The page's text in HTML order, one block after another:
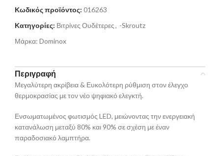
Κωδικός προϊόντος: 016263
Κατηγορίες: Βιτρίνες Ουδέτερες, -Skroutz
Μάρκα: Dominox
Περιγραφή
Μεγαλύτερη ακρίβεια & Ευκολότερη ρύθμιση στον έλεγχο
θερμοκρασίας με τον νέο ψηφιακό ελεγκτή.
Ενσωματωμένος φωτισμός LED, μειώνοντας την ενεργειακή
κατανάλωση μεταξύ 80% και 90% σε σχέση με έναν
παραδοσιακό λαμπτήρα.